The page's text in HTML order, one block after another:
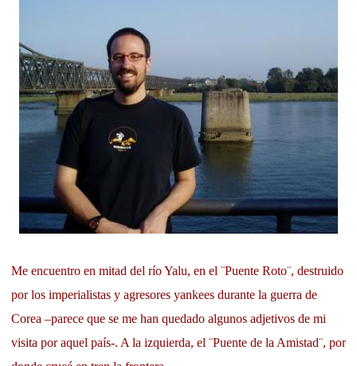
Me encuentro en mitad del río Yalu, en el ¨Puente Roto¨, destruido
por los imperialistas y agresores yankees durante la guerra de
Corea –parece que se me han quedado algunos adjetivos de mi
visita por aquel país-. A la izquierda, el ¨Puente de la Amistad¨, por